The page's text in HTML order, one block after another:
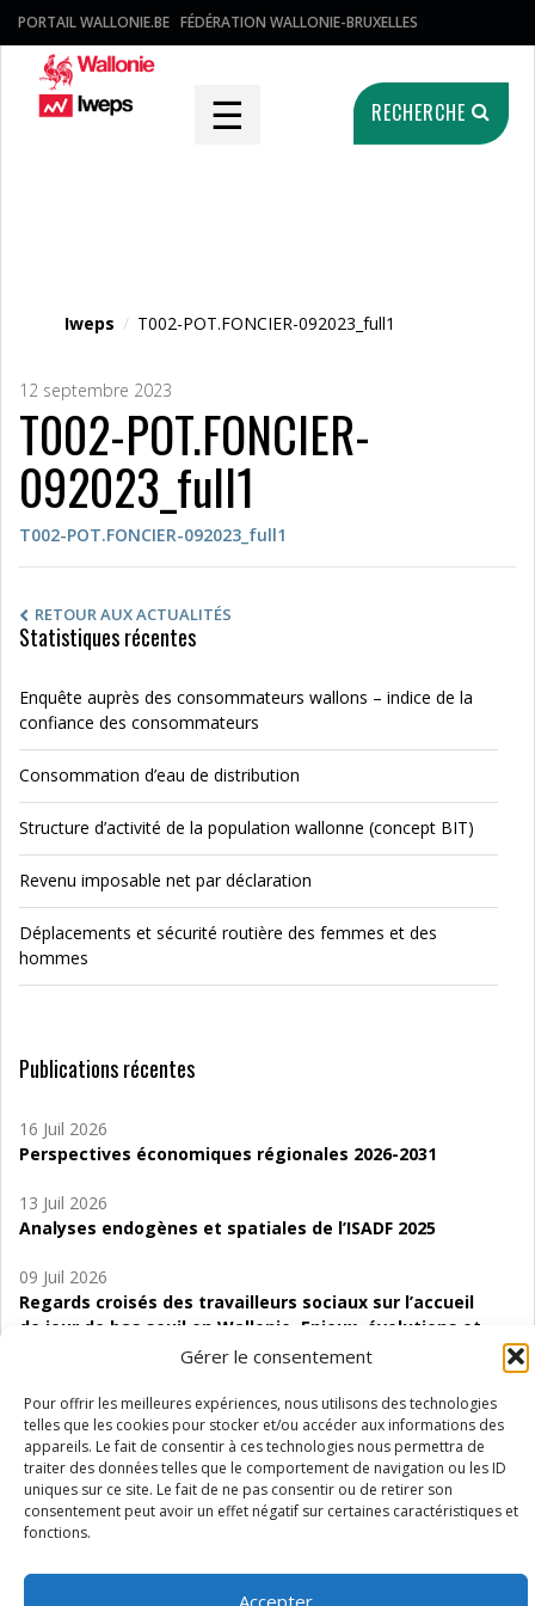
Gérer le consentement
Pour offrir les meilleures expériences, nous utilisons des technologies
telles que les cookies pour stocker et/ou accéder aux informations des
appareils. Le fait de consentir à ces technologies nous permettra de
traiter des données telles que le comportement de navigation ou les ID
uniques sur ce site. Le fait de ne pas consentir ou de retirer son
consentement peut avoir un effet négatif sur certaines caractéristiques et
fonctions.
Accepter
PORTAIL WALLONIE.BE FÉDÉRATION WALLONIE-BRUXELLES
☰ RECHERCHE
Iweps / T002-POT.FONCIER-092023_full1
12 septembre 2023
T002-POT.FONCIER-
092023_full1
T002-POT.FONCIER-092023_full1
RETOUR AUX ACTUALITÉS
Statistiques récentes
Enquête auprès des consommateurs wallons – indice de la
confiance des consommateurs
Consommation d’eau de distribution
Structure d’activité de la population wallonne (concept BIT)
Revenu imposable net par déclaration
Déplacements et sécurité routière des femmes et des
hommes
Publications récentes
16 Juil 2026
Perspectives économiques régionales 2026-2031
13 Juil 2026
Analyses endogènes et spatiales de l’ISADF 2025
09 Juil 2026
Regards croisés des travailleurs sociaux sur l’accueil
de jour de bas seuil en Wallonie. Enjeux, évolutions et
06 Juil 2026
Étude d’évaluabilité des Structures
d’accompagnement à l’autocréation d’emploi (SAACE)
01 Juil 2026
Pénurie du personnel infirmier :quels indicateurs
Wallonie ?